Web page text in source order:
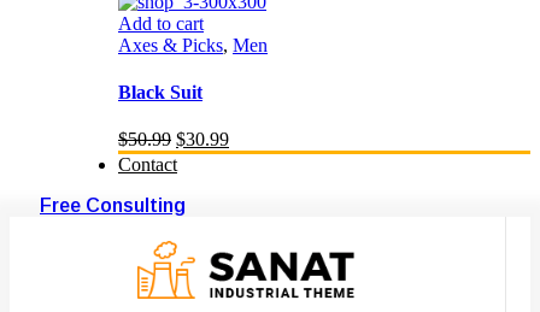
Black Suit
price
was:
$50.99.
Contact
Free Consulting
Facebook-f Twitter Youtube Linkedin-in